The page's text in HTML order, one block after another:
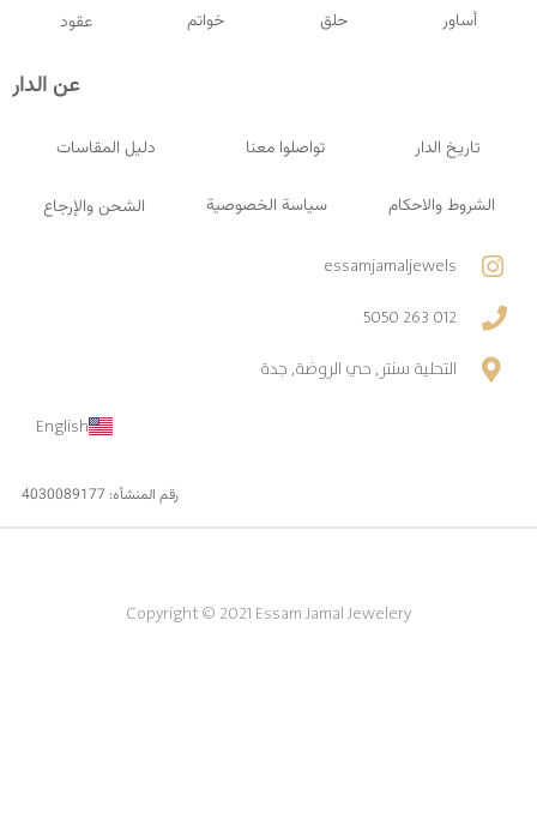
أساور حلق خواتم عقود
عن الدار
تاريخ الدار تواصلوا معنا دليل المقاسات
الشروط والاحكام سياسة الخصوصية الشحن والإرجاع
essamjamaljewels
012 263 5050
التحلية سنتر, حي الروضة, جدة
English
رقم المنشأه: 4030089177
Copyright © 2021 Essam Jamal Jewelery